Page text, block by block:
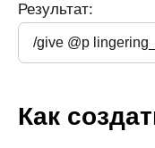
Результат:
Как